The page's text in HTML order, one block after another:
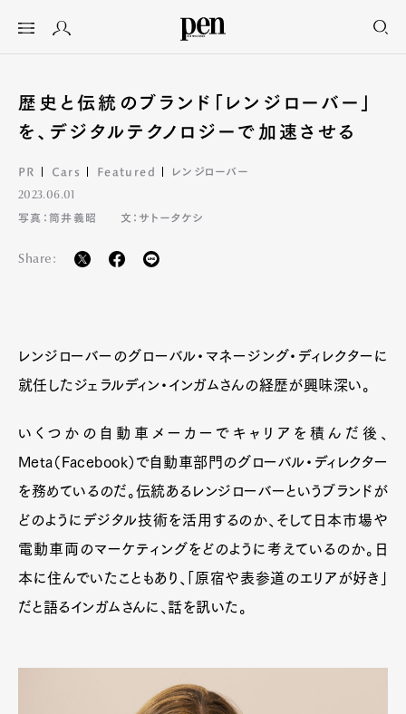
歴史と伝統のブランド「レンジローバー」
を、デジタルテクノロジーで加速させる
PR Cars Featured レンジローバー
2023.06.01
写真：筒井義昭
文：サトータケシ
Share:
レンジローバーのグローバル・マネージング・ディレクターに
就任したジェラルディン・インガムさんの経歴が興味深い。
いくつかの自動車メーカーでキャリアを積んだ後、
Meta（Facebook）で自動車部門のグローバル・ディレクター
を務めているのだ。伝統あるレンジローバーというブランドが
どのようにデジタル技術を活用するのか、そして日本市場や
電動車両のマーケティングをどのように考えているのか。日
本に住んでいたこともあり、「原宿や表参道のエリアが好き」
だと語るインガムさんに、話を訊いた。